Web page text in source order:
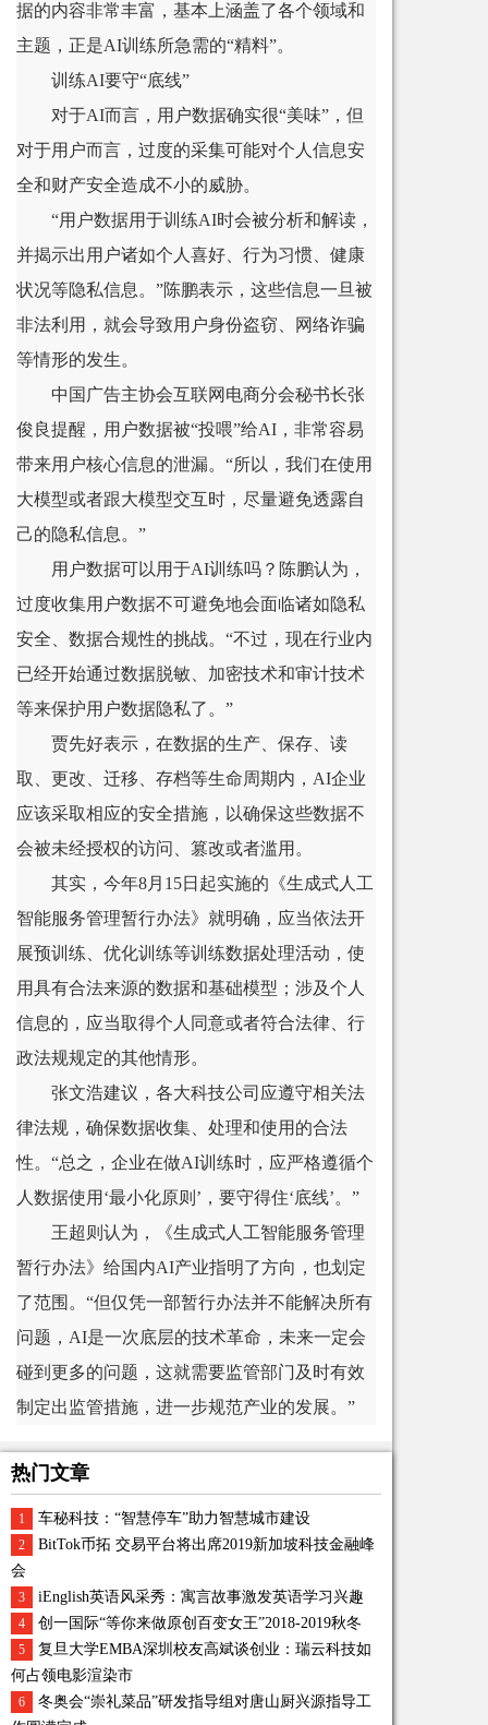
据的内容非常丰富，基本上涵盖了各个领域和
主题，正是AI训练所急需的“精料”。
训练AI要守“底线”
对于AI而言，用户数据确实很“美味”，但
对于用户而言，过度的采集可能对个人信息安
全和财产安全造成不小的威胁。
“用户数据用于训练AI时会被分析和解读，
并揭示出用户诸如个人喜好、行为习惯、健康
状况等隐私信息。”陈鹏表示，这些信息一旦被
非法利用，就会导致用户身份盗窃、网络诈骗
等情形的发生。
中国广告主协会互联网电商分会秘书长张
俊良提醒，用户数据被“投喂”给AI，非常容易
带来用户核心信息的泄漏。“所以，我们在使用
大模型或者跟大模型交互时，尽量避免透露自
己的隐私信息。”
用户数据可以用于AI训练吗？陈鹏认为，
过度收集用户数据不可避免地会面临诸如隐私
安全、数据合规性的挑战。“不过，现在行业内
已经开始通过数据脱敏、加密技术和审计技术
等来保护用户数据隐私了。”
贾先好表示，在数据的生产、保存、读
取、更改、迁移、存档等生命周期内，AI企业
应该采取相应的安全措施，以确保这些数据不
会被未经授权的访问、篡改或者滥用。
其实，今年8月15日起实施的《生成式人工
智能服务管理暂行办法》就明确，应当依法开
展预训练、优化训练等训练数据处理活动，使
用具有合法来源的数据和基础模型；涉及个人
信息的，应当取得个人同意或者符合法律、行
政法规规定的其他情形。
张文浩建议，各大科技公司应遵守相关法
律法规，确保数据收集、处理和使用的合法
性。“总之，企业在做AI训练时，应严格遵循个
人数据使用‘最小化原则’，要守得住‘底线’。”
王超则认为，《生成式人工智能服务管理
暂行办法》给国内AI产业指明了方向，也划定
了范围。“但仅凭一部暂行办法并不能解决所有
问题，AI是一次底层的技术革命，未来一定会
碰到更多的问题，这就需要监管部门及时有效
制定出监管措施，进一步规范产业的发展。”
热门文章
1 车秘科技：“智慧停车”助力智慧城市建设
2
BitTok币拓 交易平台将出席2019新加坡科技金融峰
会
3 iEnglish英语风采秀：寓言故事激发英语学习兴趣
4 创一国际“等你来做原创百变女王”2018-2019秋冬
5
复旦大学EMBA深圳校友高斌谈创业：瑞云科技如
何占领电影渲染市
6
冬奥会“崇礼菜品”研发指导组对唐山厨兴源指导工